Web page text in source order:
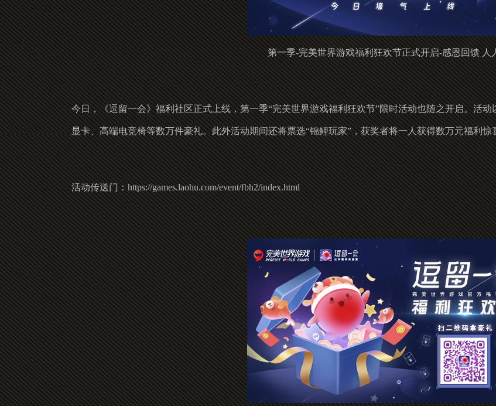
第一季-完美世界游戏福利狂欢节正式开启-感恩回馈 人
今日，《逗留一会》福利社区正式上线，第一季“完美世界游戏福利狂欢节”限时活动也随之开启。活动
显卡、高端电竞椅等数万件豪礼。此外活动期间还将票选“锦鲤玩家”，获奖者将一人获得数万元福利惊
活动传送门：https://games.laohu.com/event/fbh2/index.html